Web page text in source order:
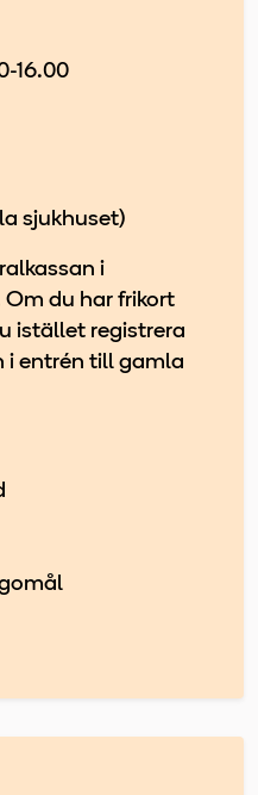
16.00
sjukhuset)
i
du har frikort
istället registrera
i entrén till gamla